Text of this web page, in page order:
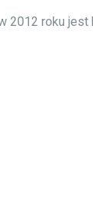
2012 roku jest